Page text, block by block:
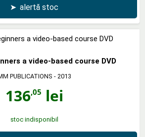
➤ alertă stoc
a video-based course DVD
PUBLICATIONS - 2013
136,05 lei
stoc indisponibil